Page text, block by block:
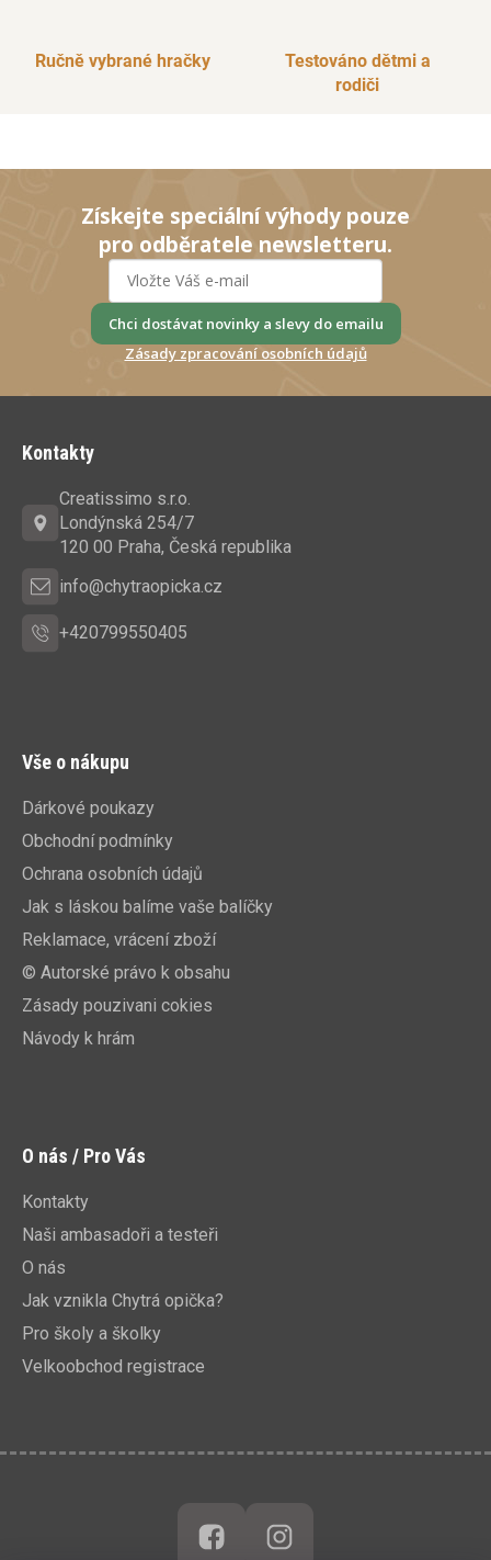
Ručně vybrané hračky
Testováno dětmi a
rodiči
Získejte speciální výhody pouze
pro odběratele newsletteru.
Chci dostávat novinky a slevy do emailu
Zásady zpracování osobních údajů
Kontakty
Creatissimo s.r.o.
Londýnská 254/7
120 00 Praha, Česká republika
info@chytraopicka.cz
+420799550405
Vše o nákupu
Dárkové poukazy
Obchodní podmínky
Ochrana osobních údajů
Jak s láskou balíme vaše balíčky
Reklamace, vrácení zboží
© Autorské právo k obsahu
Zásady pouzivani cokies
Návody k hrám
O nás / Pro Vás
Kontakty
Naši ambasadoři a testeři
O nás
Jak vznikla Chytrá opička?
Pro školy a školky
Velkoobchod registrace